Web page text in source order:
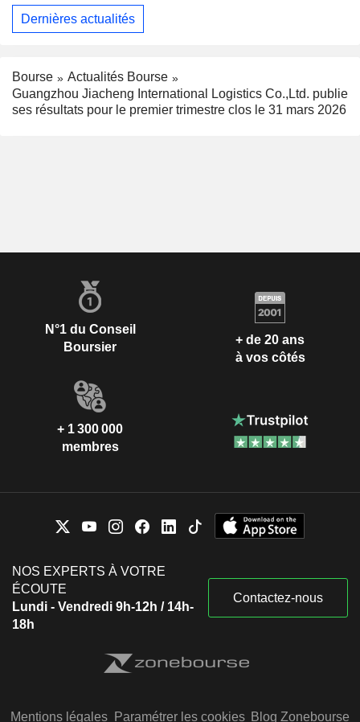
Dernières actualités
Bourse
Actualités Bourse
Guangzhou Jiacheng International Logistics Co.,Ltd. publie
ses résultats pour le premier trimestre clos le 31 mars 2026
N°1 du Conseil
Boursier
+ de 20 ans
à vos côtés
+ 1 300 000
membres
NOS EXPERTS À VOTRE
ÉCOUTE
Lundi - Vendredi 9h-12h / 14h-
18h
Contactez-nous
Mentions légales Paramétrer les cookies Blog Zonebourse